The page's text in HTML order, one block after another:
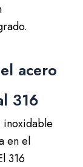
acero
316
en el
316